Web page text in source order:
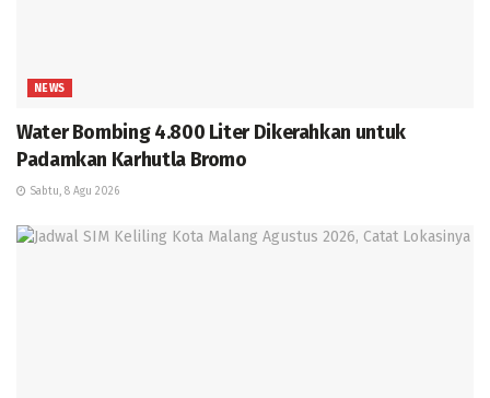
NEWS
Water Bombing 4.800 Liter Dikerahkan untuk
Padamkan Karhutla Bromo
Sabtu, 8 Agu 2026